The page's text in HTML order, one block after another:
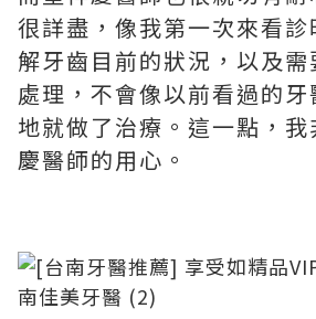
很詳盡，像我第一次來看診
解牙齒目前的狀況，以及
處理，不會像以前看過的
地就做了治療。這一點，
慶醫師的用心。